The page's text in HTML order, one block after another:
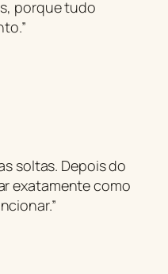
porque tudo
soltas. Depois do
exatamente como